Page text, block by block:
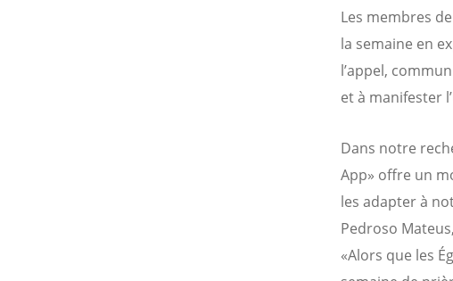
Les membres
la semaine en
l’appel,
et à manifester
Dans notre
App» offre un
les adapter à
Pedroso
«Alors que les